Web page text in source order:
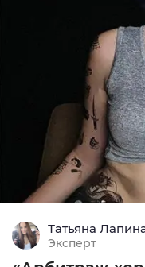
Татьяна
Эксперт